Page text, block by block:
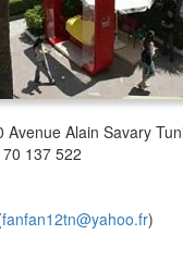
Avenue Alain Savary
137 522
fanfan12tn@yahoo.fr)